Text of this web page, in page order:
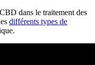
dans le traitement des
différents types de